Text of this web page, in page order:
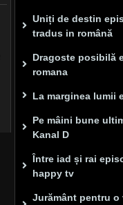
Uniți de destin
tradus in română
Dragoste posibilă
romana
La marginea lumii
Pe mâini bune
Kanal D
Între iad și rai
happy tv
Jurământ pentru o